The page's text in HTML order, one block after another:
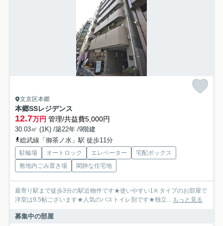
文京区本郷
本郷SSレジデンス
12.7万円 管理/共益費5,000円
30.03㎡ (1K) /築22年 /9階建
総武線「御茶ノ水」駅 徒歩11分
駐輪場 オートロック エレベーター
宅配ボックス
敷地内ごみ置き場
閑静な住宅地
最寄り駅まで徒歩3分の駅近物件です★使いやすい1Ｋタイプのお部屋で
洋室は9.5帖ございます★人気のバストイレ別です★独立... もっと見る
募集中の部屋